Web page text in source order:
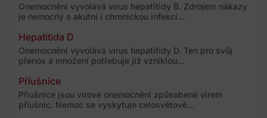
Onemocnění vyvolává virus hepatitidy B. Zdrojem nákazy
je nemocný s akutní i chronickou infekcí...
Hepatitida D
Onemocnění vyvolává virus hepatitidy D. Ten pro svůj
přenos a množení potřebuje již vzniklou...
Příušnice
Příušnice jsou virové onemocnění způsobené virem
příušnic. Nemoc se vyskytuje celosvětově...